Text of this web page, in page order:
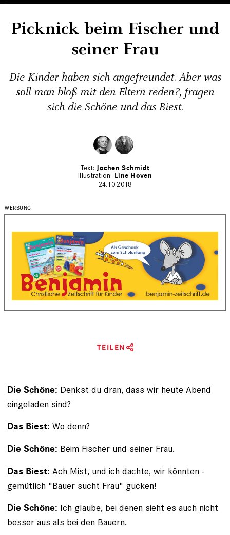
Picknick beim Fischer und
seiner Frau
Die Kinder haben sich angefreundet. Aber was
soll man bloß mit den Eltern reden?, fragen
sich die Schöne und das Biest.
Jochen Schmidt
Line Hoven
24.10.2018
TEILEN
Die Schöne: Denkst du dran, dass wir heute Abend
eingeladen sind?
Das Biest: Wo denn?
Die Schöne: Beim Fischer und seiner Frau.
Das Biest: Ach Mist, und ich dachte, wir könnten ­
gemütlich "Bauer sucht Frau" ­gucken!
Die Schöne: Ich glaube, bei ­denen sieht es auch nicht
­besser aus als bei den Bauern.